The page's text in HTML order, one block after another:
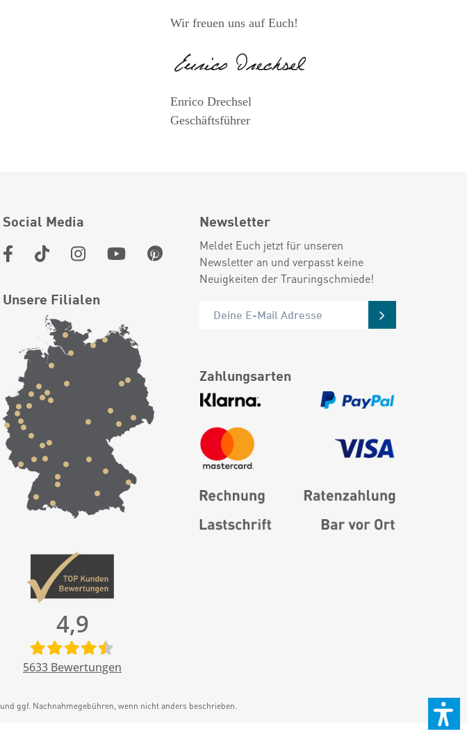
Wir freuen uns auf Euch!
Enrico Drechsel
Geschäftsführer
Social Media
Unsere Filialen
4,9
5633 Bewertungen
Newsletter
Meldet Euch jetzt für unseren
Newsletter an und verpasst keine
Neuigkeiten der Trauringschmiede!
Zahlungsarten
und ggf. Nachnahmegebühren, wenn nicht anders beschrieben.